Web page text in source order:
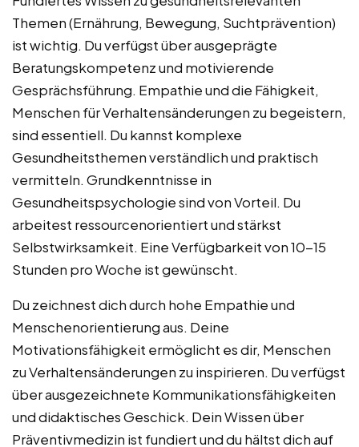
Themen (Ernährung, Bewegung, Suchtprävention)
ist wichtig. Du verfügst über ausgeprägte
Beratungskompetenz und motivierende
Gesprächsführung. Empathie und die Fähigkeit,
Menschen für Verhaltensänderungen zu begeistern,
sind essentiell. Du kannst komplexe
Gesundheitsthemen verständlich und praktisch
vermitteln. Grundkenntnisse in
Gesundheitspsychologie sind von Vorteil. Du
arbeitest ressourcenorientiert und stärkst
Selbstwirksamkeit. Eine Verfügbarkeit von 10-15
Stunden pro Woche ist gewünscht.
Du zeichnest dich durch hohe Empathie und
Menschenorientierung aus. Deine
Motivationsfähigkeit ermöglicht es dir, Menschen
zu Verhaltensänderungen zu inspirieren. Du verfügst
über ausgezeichnete Kommunikationsfähigkeiten
und didaktisches Geschick. Dein Wissen über
Präventivmedizin ist fundiert und du hältst dich auf